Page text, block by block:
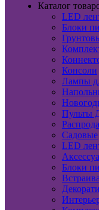
Каталог
LED
Блоки
Консоли
Лампы
Пульты
Садовые
LED
Блоки